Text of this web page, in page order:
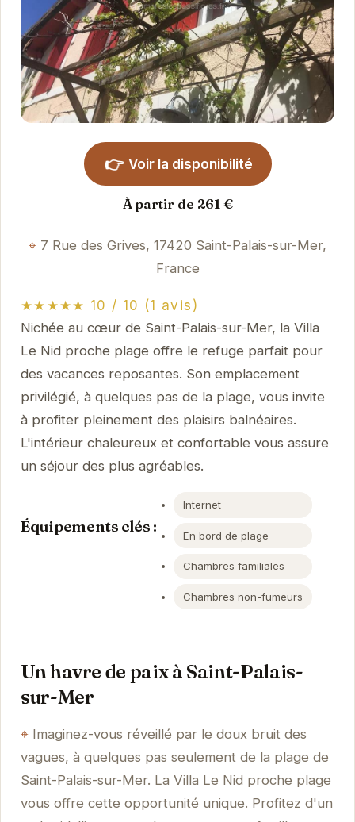
👉 Voir la disponibilité
À partir de 261 €
7 Rue des Grives, 17420 Saint-Palais-sur-Mer,
France
★★★★★ 10 / 10 (1 avis)
Nichée au cœur de Saint-Palais-sur-Mer, la Villa
Le Nid proche plage offre le refuge parfait pour
des vacances reposantes. Son emplacement
privilégié, à quelques pas de la plage, vous invite
à profiter pleinement des plaisirs balnéaires.
L'intérieur chaleureux et confortable vous assure
un séjour des plus agréables.
Équipements clés :
Internet
En bord de plage
Chambres familiales
Chambres non-fumeurs
Un havre de paix à Saint-Palais-
sur-Mer
Imaginez-vous réveillé par le doux bruit des
vagues, à quelques pas seulement de la plage de
Saint-Palais-sur-Mer. La Villa Le Nid proche plage
vous offre cette opportunité unique. Profitez d'un